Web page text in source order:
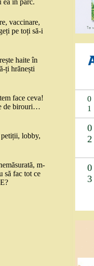
ea în parc.
vaccinare,
pe toți să-i
haite în
ți hrănești
face ceva!
de birouri…
lobby,
m-
să fac tot ce
0
1
0
2
0
3